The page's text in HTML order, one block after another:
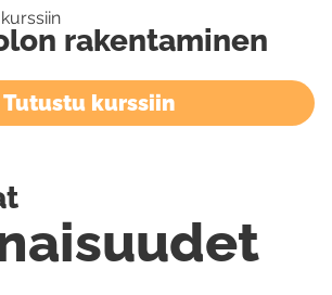
rakentaminen
Tutustu kurssiin